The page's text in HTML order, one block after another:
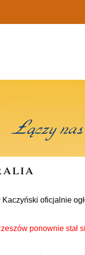
oficjalnie
ponownie stał